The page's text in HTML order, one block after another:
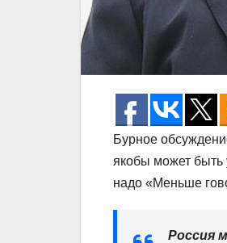
Бурное
якобы может быть
надо «Меньше
Россия